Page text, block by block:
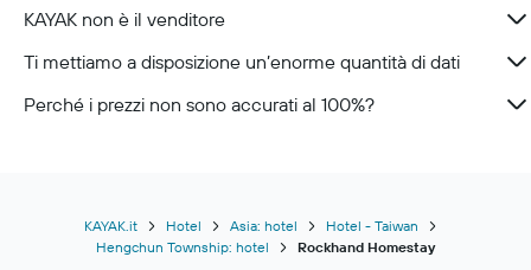
KAYAK non è il venditore
Ti mettiamo a disposizione un’enorme quantità di dati
Perché i prezzi non sono accurati al 100%?
KAYAK.it Hotel Asia: hotel
Hotel - Taiwan
Hengchun Township: hotel
Rockhand Homestay